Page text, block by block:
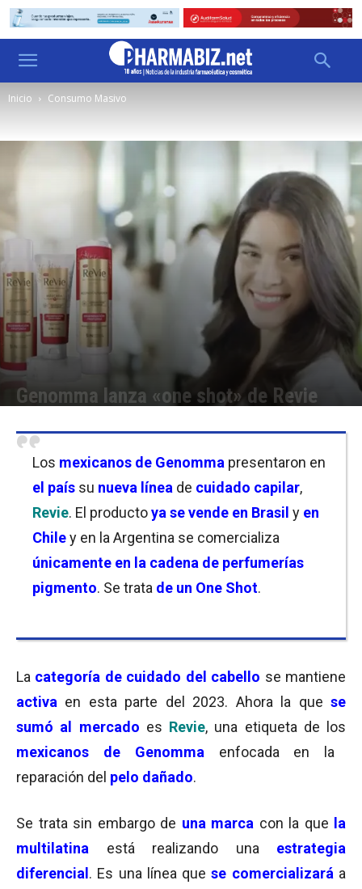
Inicio Consumo Masivo
Genomma lanza «one shot» de Revie
Los mexicanos de Genomma presentaron en
el país su nueva línea de cuidado capilar,
Revie. El productoya se vende en Brasil y en
Chiley en la Argentina se comercializa
únicamente en la cadena de perfumerías
pigmento. Se trata de un One Shot.
La categoría de cuidado del cabello se mantiene
activa en esta parte del 2023. Ahora la que se
sumó al mercado es Revie, una etiqueta de los
mexicanos de Genomma enfocada en la
reparación del pelo dañado.
Se trata sin embargo de una marca con la que la
multilatina
está realizando una estrategia
diferencial . Es una línea quese comercializará a